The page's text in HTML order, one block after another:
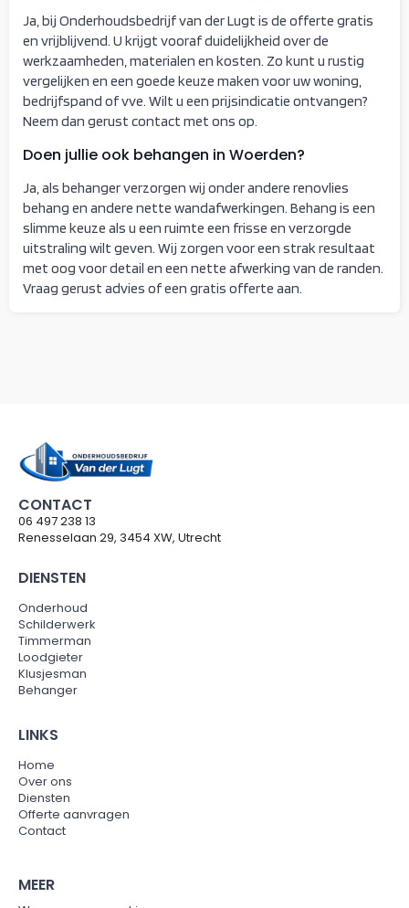
Ja, bij Onderhoudsbedrijf van der Lugt is de offerte gratis
en vrijblijvend. U krijgt vooraf duidelijkheid over de
werkzaamheden, materialen en kosten. Zo kunt u rustig
vergelijken en een goede keuze maken voor uw woning,
bedrijfspand of vve. Wilt u een prijsindicatie ontvangen?
Neem dan gerust contact met ons op.
Doen jullie ook behangen in Woerden?
Ja, als behanger verzorgen wij onder andere renovlies
behang en andere nette wandafwerkingen. Behang is een
slimme keuze als u een ruimte een frisse en verzorgde
uitstraling wilt geven. Wij zorgen voor een strak resultaat
met oog voor detail en een nette afwerking van de randen.
Vraag gerust advies of een gratis offerte aan.
CONTACT
06 497 238 13
Renesselaan 29, 3454 XW, Utrecht
DIENSTEN
Onderhoud
Schilderwerk
Timmerman
Loodgieter
Klusjesman
Behanger
LINKS
Home
Over ons
Diensten
Offerte aanvragen
Contact
MEER